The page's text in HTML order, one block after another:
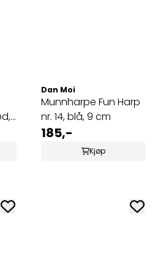
av 5 mulige
Dan Moi
Munnharpe Fun Harp
nr. 14, blå, 9 cm
185,-
Kjøp